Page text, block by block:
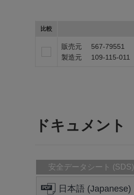
比較
販売元
567-79551
製造元
109-115-011
ドキュメント
安全データシート (SDS)
日本語 (Japanese)